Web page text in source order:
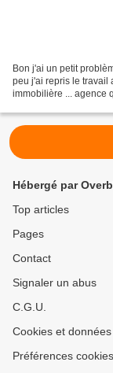
Bon j'ai un petit
peu j'ai repris le travail
immobilière ... agence
Hébergé par
Top articles
Pages
Contact
Signaler un abus
C.G.U.
Cookies et
Préférences cookies